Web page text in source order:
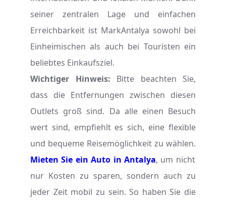
seiner zentralen Lage und einfachen
Erreichbarkeit ist MarkAntalya sowohl bei
Einheimischen als auch bei Touristen ein
beliebtes Einkaufsziel.
Wichtiger Hinweis:
Bitte beachten Sie,
dass die Entfernungen zwischen diesen
Outlets groß sind. Da alle einen Besuch
wert sind, empfiehlt es sich, eine flexible
und bequeme Reisemöglichkeit zu wählen.
Mieten Sie ein Auto in Antalya, um nicht
nur Kosten zu sparen, sondern auch zu
jeder Zeit mobil zu sein. So haben Sie die